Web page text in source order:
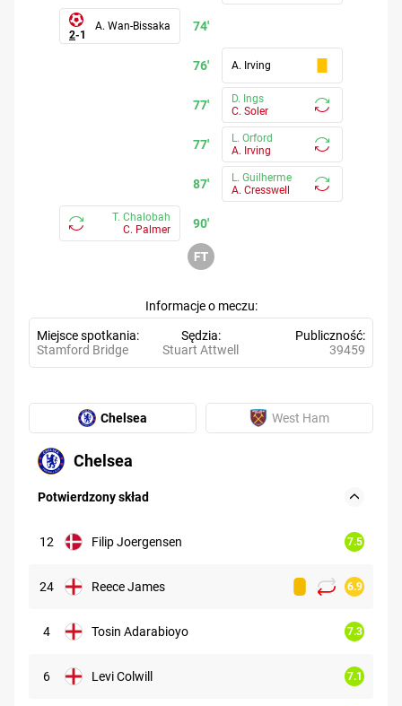
74'
2-1
A. Wan-Bissaka
76' A. Irving
77'
D. Ings
C. Soler
77'
L. Orford
A. Irving
87'
L. Guilherme
A. Cresswell
90'
T. Chalobah
C. Palmer
Informacje o meczu
Miejsce spotkania
Stamford Bridge
Sędzia
Stuart Attwell
Publiczność
39459
Chelsea West Ham
Chelsea
Potwierdzony skład
12 Filip Joergensen 7.5
24 Reece James 6.9
4 Tosin Adarabioyo 7.3
6 Levi Colwill 7.1